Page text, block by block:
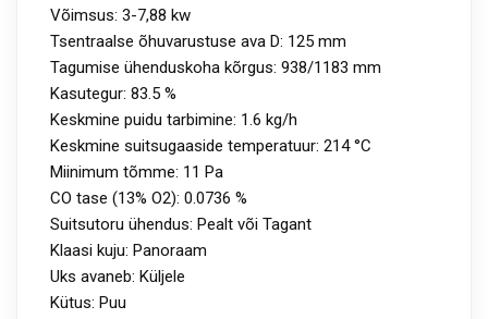
Võimsus: 3-7,88 kw
Tsentraalse õhuvarustuse ava D: 125 mm
Tagumise ühenduskoha kõrgus: 938/1183 mm
Kasutegur: 83.5 %
Keskmine puidu tarbimine: 1.6 kg/h
Keskmine suitsugaaside temperatuur: 214 °C
Miinimum tõmme: 11 Pa
CO tase (13% O2): 0.0736 %
Suitsutoru ühendus: Pealt või Tagant
Klaasi kuju: Panoraam
Uks avaneb: Küljele
Kütus: Puu